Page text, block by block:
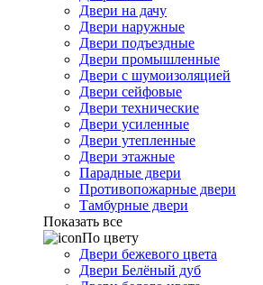
Двери на дачу
Двери наружные
Двери подъездные
Двери промышленные
Двери с шумоизоляцией
Двери сейфовые
Двери технические
Двери усиленные
Двери утепленные
Двери этажные
Парадные двери
Противопожарные двери
Тамбурные двери
Показать все
По цвету
Двери бежевого цвета
Двери Белёный дуб